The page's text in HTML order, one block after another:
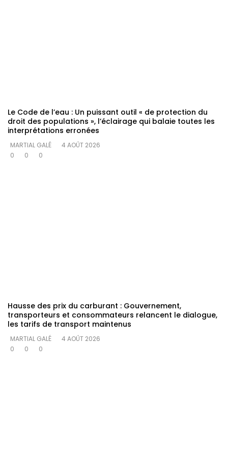
Le Code de l’eau : Un puissant outil « de protection du
droit des populations », l’éclairage qui balaie toutes les
interprétations erronées
MARTIAL GALÉ
4 AOÛT 2026
0
0 0
Hausse des prix du carburant : Gouvernement,
transporteurs et consommateurs relancent le dialogue,
les tarifs de transport maintenus
MARTIAL GALÉ
4 AOÛT 2026
0
0 0